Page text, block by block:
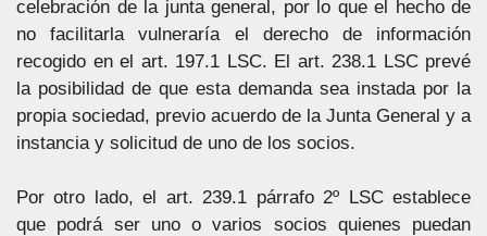
celebración de la junta general, por lo que el hecho de
no facilitarla vulneraría el derecho de información
recogido en el art. 197.1 LSC. El art. 238.1 LSC prevé
la posibilidad de que esta demanda sea instada por la
propia sociedad, previo acuerdo de la Junta General y a
instancia y solicitud de uno de los socios.
Por otro lado, el art. 239.1 párrafo 2º LSC establece
que podrá ser uno o varios socios quienes puedan